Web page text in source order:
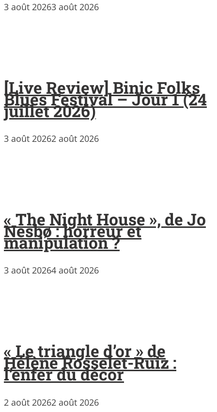
3 août 20263 août 2026
[Live Review] Binic Folks
Blues Festival – Jour 1 (24
juillet 2026)
3 août 20262 août 2026
« The Night House », de Jo
Nesbø : horreur et
manipulation ?
3 août 20264 août 2026
« Le triangle d’or » de
Hélène Rosselet-Ruiz :
l’enfer du décor
2 août 20262 août 2026